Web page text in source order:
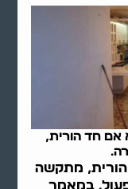
אם חד הורית,
הורית, מתקשה
במאמר